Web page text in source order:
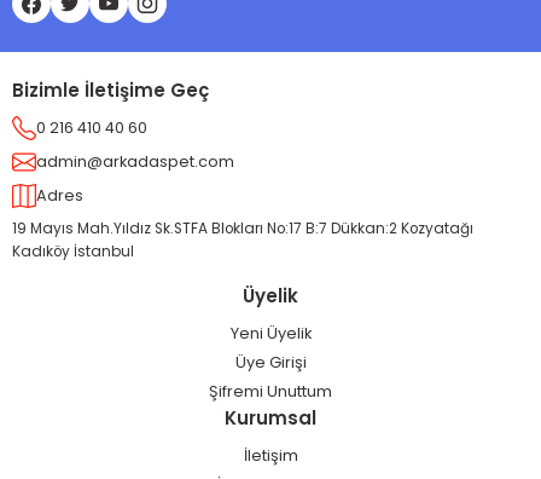
Bizimle İletişime Geç
0 216 410 40 60
admin@arkadaspet.com
Adres
19 Mayıs Mah.Yıldız Sk.STFA Blokları No:17 B:7 Dükkan:2 Kozyatağı
Kadıköy İstanbul
Üyelik
Yeni Üyelik
Üye Girişi
Şifremi Unuttum
Kurumsal
İletişim